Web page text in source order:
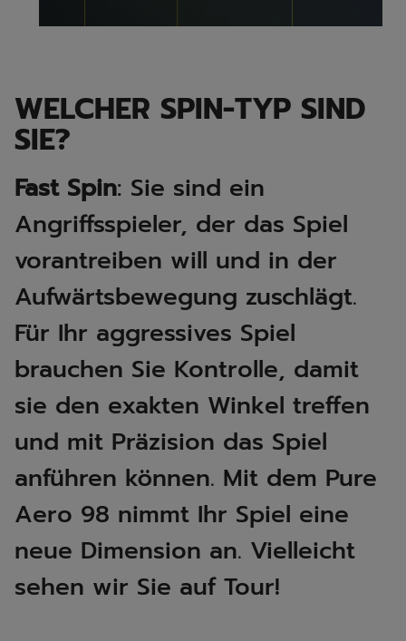
WELCHER SPIN-TYP SIND
SIE?
Fast Spin: Sie sind ein
Angriffsspieler, der das Spiel
vorantreiben will und in der
Aufwärtsbewegung zuschlägt.
Für Ihr aggressives Spiel
brauchen Sie Kontrolle, damit
sie den exakten Winkel treffen
und mit Präzision das Spiel
anführen können. Mit dem Pure
Aero 98 nimmt Ihr Spiel eine
neue Dimension an. Vielleicht
sehen wir Sie auf Tour! ​​